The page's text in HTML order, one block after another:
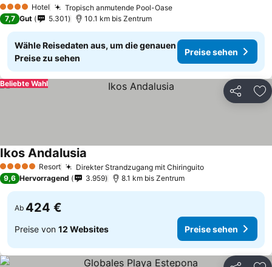
4 Sterne Hotel Tropisch anmutende Pool-Oase
7,7 Gut 5.301 10.1 km bis Zentrum
Wähle Reisedaten aus, um die genauen
Preise zu sehen
Preise sehen
Teilen
Beliebte Wahl
5 Sterne Resort Direkter Strandzugang mit Chiringuito
Ikos Andalusia
9,6 Hervorragend 3.959 8.1 km bis Zentrum
Ab 424 €
Preise von 12 Websites Preise sehen